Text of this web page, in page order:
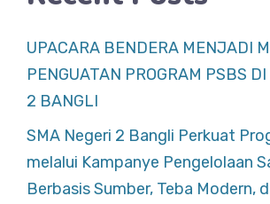
UPACARA BENDERA MENJADI
PENGUATAN PROGRAM PSBS
2 BANGLI
SMA Negeri 2 Bangli Perkuat
melalui Kampanye Pengelolaan
Berbasis Sumber, Teba Modern,